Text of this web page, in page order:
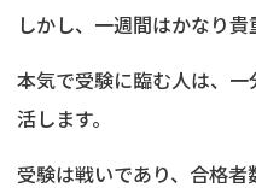
しかし、一週間はかなり貴
本気で受験に臨む人は、
活します。
受験は戦いであり、合格者